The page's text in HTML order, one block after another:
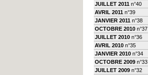
JUILLET 2011 n°40
AVRIL 2011 n°39
JANVIER 2011 n°38
OCTOBRE 2010 n°37
JUILLET 2010 n°36
AVRIL 2010 n°35
JANVIER 2010 n°34
OCTOBRE 2009 n°33
JUILLET 2009 n°32